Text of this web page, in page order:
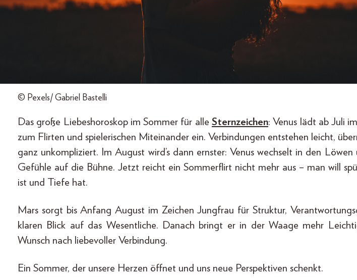
© Pexels/ Gabriel Bastelli
Das große Liebeshoroskop im Sommer für alle Sternzeichen: Venus lädt ab Juli
zum Flirten und spielerischen Miteinander ein. Verbindungen entstehen leicht,
ganz unkompliziert. Im August wird’s dann ernster: Venus wechselt in den
Gefühle auf die Bühne. Jetzt reicht ein Sommerflirt nicht mehr aus – man will
ist und Tiefe hat.
Mars sorgt bis Anfang August im Zeichen Jungfrau für Struktur,
klaren Blick auf das Wesentliche. Danach bringt er in der Waage mehr
Wunsch nach liebevoller Verbindung.
Ein Sommer, der unsere Herzen öffnet und uns neue Perspektiven schenkt.